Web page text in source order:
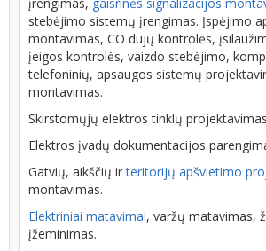
įrengimas, gaisrinės signalizacijos
stebėjimo sistemų įrengimas. Įspėjimo
montavimas, CO dujų kontrolės,
įeigos kontrolės, vaizdo stebėjimo,
telefoninių, apsaugos sistemų
montavimas.
Skirstomųjų elektros tinklų
Elektros įvadų dokumentacijos
Gatvių, aikščių irteritorijų apšvietimo
montavimas.
Elektriniai matavimai, varžų matavimas,
įžeminimas.